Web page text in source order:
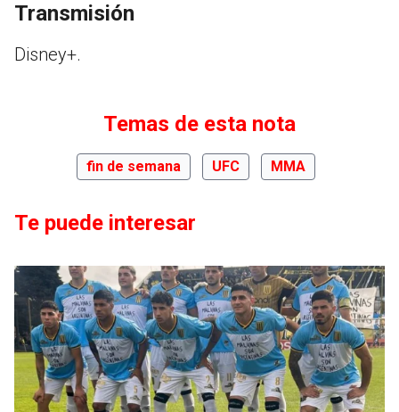
Transmisión
Disney+.
Temas de esta nota
fin de semana UFC MMA
Te puede interesar